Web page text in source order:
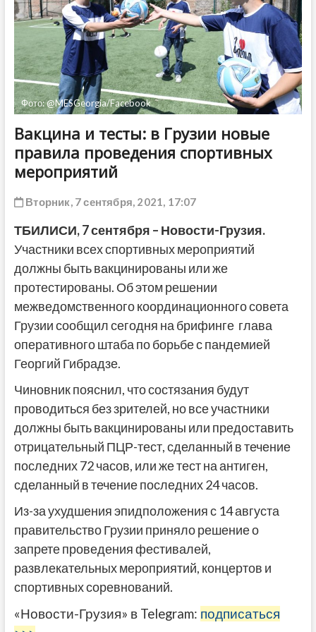
Фото: @MESGeorgia/Facebook
Вакцина и тесты: в Грузии новые
правила проведения спортивных
мероприятий
Вторник, 7 сентября, 2021, 17:07
ТБИЛИСИ,7 сентября – Новости-Грузия.
Участники всех спортивных мероприятий
должны быть вакцинированы или же
протестированы. Об этом решении
межведомственного координационного совета
Грузии сообщил сегодня на брифинге глава
оперативного штаба по борьбе с пандемией
Георгий Гибрадзе.
Чиновник пояснил, что состязания будут
проводиться без зрителей, но все участники
должны быть вакцинированы или предоставить
отрицательный ПЦР-тест, сделанный в течение
последних 72 часов, или же тест на антиген,
сделанный в течение последних 24 часов.
Из-за ухудшения эпидположения с 14 августа
правительство Грузии приняло решение о
запрете проведения фестивалей,
развлекательных мероприятий, концертов и
спортивных соревнований.
«Новости-Грузия» в Telegram: подписаться